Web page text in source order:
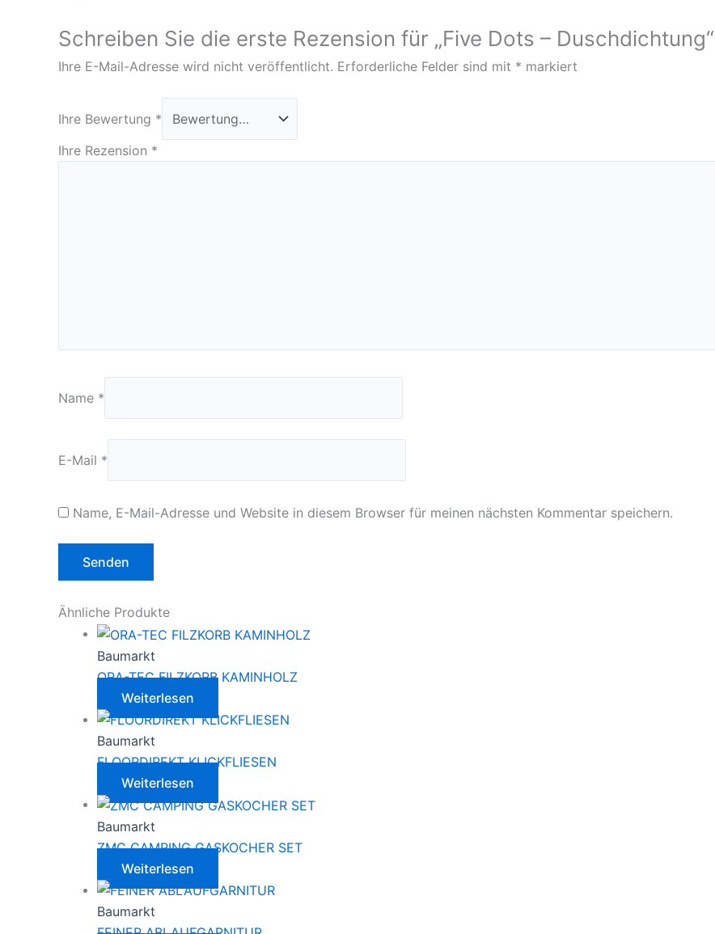
Schreiben Sie die erste Rezension für „Five Dots – Duschdichtung“
Ihre E-Mail-Adresse wird nicht veröffentlicht. Erforderliche Felder sind mit * markiert
Ihre Bewertung *
Ihre Rezension *
Name *
E-Mail *
Name, E-Mail-Adresse und Website in diesem Browser für meinen nächsten Kommentar speichern.
Ähnliche Produkte
Baumarkt
ORA-TEC FILZKORB KAMINHOLZ
Weiterlesen
Baumarkt
FLOORDIREKT KLICKFLIESEN
Weiterlesen
Baumarkt
ZMC CAMPING GASKOCHER SET
Weiterlesen
Baumarkt